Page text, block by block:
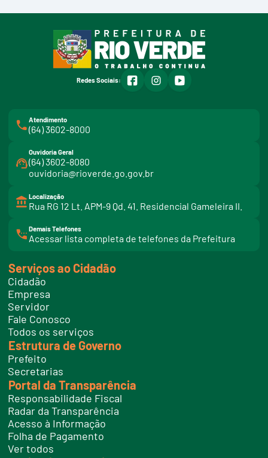
Redes Sociais: facebookinstagramyoutube
Atendimento
(64) 3602-8000
Ouvidoria Geral
(64) 3602-8080
ouvidoria@rioverde.go.gov.br
Localização
Rua RG 12 Lt. APM-9 Qd. 41. Residencial Gameleira II.
Demais Telefones
Acessar lista completa de telefones da Prefeitura
i
t
e
l
f
o
e
s
Serviços ao Cidadão
Cidadão
Empresa
Servidor
Fale Conosco
Todos os serviços
Estrutura de Governo
Prefeito
Secretarias
Portal da Transparência
Responsabilidade Fiscal
Radar da Transparência
Acesso à Informação
Folha de Pagamento
Ver todos